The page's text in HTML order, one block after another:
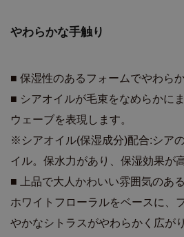
やわらかな手触り
■ 保湿性のあるフォームでやわら
■ シアオイルが毛束をなめらかに
ウェーブを表現します。
※シアオイル(保湿成分)配合:シア
イル。保水力があり、保湿効果が高
■ 上品で大人かわいい雰囲気のあ
ホワイトフローラルをベースに、
やかなシトラスがやわらかく広が